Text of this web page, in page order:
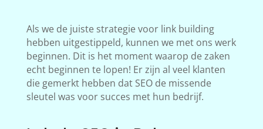
Als we de juiste strategie voor link building
hebben uitgestippeld, kunnen we met ons werk
beginnen. Dit is het moment waarop de zaken
echt beginnen te lopen! Er zijn al veel klanten
die gemerkt hebben dat SEO de missende
sleutel was voor succes met hun bedrijf.